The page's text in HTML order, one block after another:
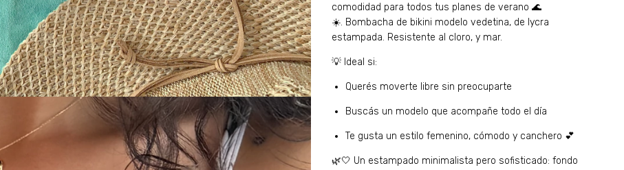
comodidad para todos tus planes de verano 🌊
☀️. Bombacha de bikini modelo vedetina, de lycra
estampada. Resistente al cloro, y mar.
💡 Ideal si:
Querés moverte libre sin preocuparte
Buscás un modelo que acompañe todo el día
Te gusta un estilo femenino, cómodo y canchero 💕
🌿🤍 Un estampado minimalista pero sofisticado: fondo